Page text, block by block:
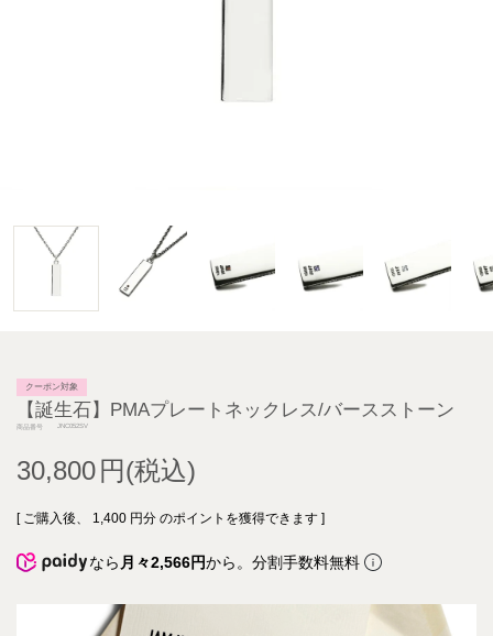
クーポン対象
【誕生石】PMAプレートネックレス/バースストーン
商品番号 JNC052SV
30,800
[ ご購入後、 1,400 円分 のポイントを獲得できます ]
なら 月々2,566円から。分割手数料無料